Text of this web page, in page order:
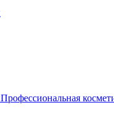
Профессиональная